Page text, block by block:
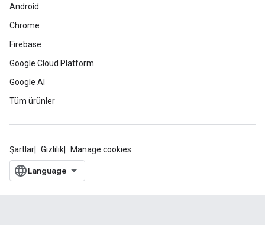
Android
Chrome
Firebase
Google Cloud Platform
Google AI
Tüm ürünler
Şartlar Gizlilik Manage cookies